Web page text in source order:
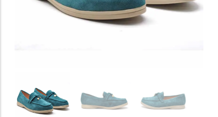
SANDALES PLATES & MEDICALES FEMME